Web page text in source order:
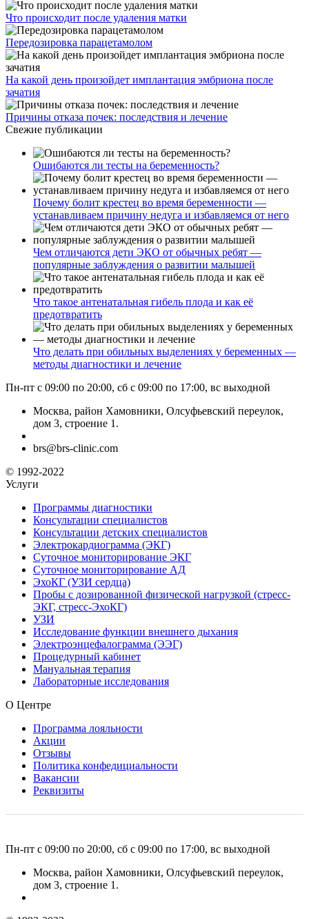
Что происходит после удаления матки
Передозировка парацетамолом
На какой день произойдет имплантация эмбриона после
зачатия
Причины отказа почек: последствия и лечение
Свежие публикации
Ошибаются ли тесты на беременность?
Почему болит крестец во время беременности —
устанавливаем причину недуга и избавляемся от него
Чем отличаются дети ЭКО от обычных ребят —
популярные заблуждения о развитии малышей
Что такое антенатальная гибель плода и как её
предотвратить
Что делать при обильных выделениях у беременных —
методы диагностики и лечение
Пн-пт с 09:00 по 20:00, сб с 09:00 по 17:00, вс выходной
Москва, район Хамовники, Олсуфьевский переулок,
дом 3, строение 1.
brs@brs-clinic.com
© 1992-2022
Услуги
Программы диагностики
Консультации специалистов
Консультации детских специалистов
Электрокардиограмма (ЭКГ)
Суточное мониторирование ЭКГ
Суточное мониторирование АД
ЭхоКГ (УЗИ сердца)
Пробы с дозированной физической нагрузкой (стресс-
ЭКГ, стресс-ЭхоКГ)
УЗИ
Исследование функции внешнего дыхания
Электроэнцефалограмма (ЭЭГ)
Процедурный кабинет
Мануальная терапия
Лабораторные исследования
О Центре
Программа лояльности
Акции
Отзывы
Политика конфедициальности
Вакансии
Реквизиты
Пн-пт с 09:00 по 20:00, сб с 09:00 по 17:00, вс выходной
Москва, район Хамовники, Олсуфьевский переулок,
дом 3, строение 1.